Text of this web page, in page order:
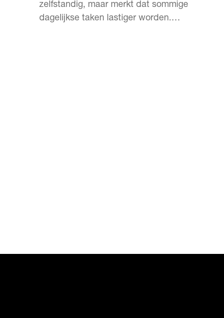
zelfstandig, maar merkt dat sommige
dagelijkse taken lastiger worden.